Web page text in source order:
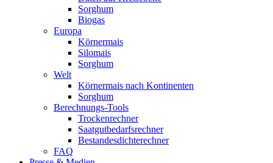
Sorghum
Biogas
Europa
Körnermais
Silomais
Sorghum
Welt
Körnermais nach Kontinenten
Sorghum
Berechnungs-Tools
Trockenrechner
Saatgutbedarfsrechner
Bestandesdichterechner
FAQ